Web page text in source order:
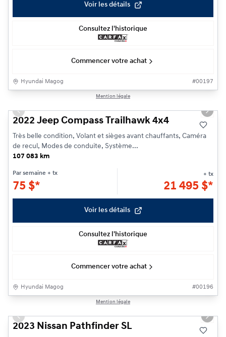
Voir les détails
Consultez l'historique
Commencer votre achat
Hyundai Magog #00197
Mention légale
Previous slide Next
2022 Jeep Compass Trailhawk 4x4
Très belle condition, Volant et sièges avant chauffants, Caméra
de recul, Modes de conduite, Système...
107 083 km
Par semaine + tx
75 $*
+ tx
21 495 $*
Voir les détails
Consultez l'historique
Commencer votre achat
Hyundai Magog #00196
Mention légale
Previous slide Next
2023 Nissan Pathfinder SL